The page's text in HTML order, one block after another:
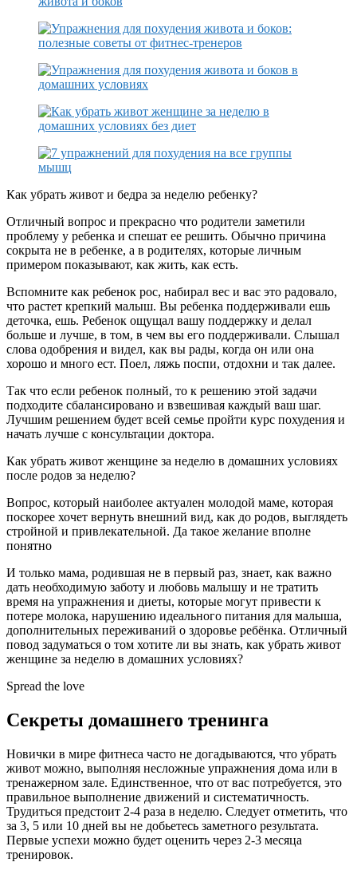
Как убрать живот и бедра за неделю ребенку?
Отличный вопрос и прекрасно что родители заметили
проблему у ребенка и спешат ее решить. Обычно причина
сокрыта не в ребенке, а в родителях, которые личным
примером показывают, как жить, как есть.
Вспомните как ребенок рос, набирал вес и вас это радовало,
что растет крепкий малыш. Вы ребенка поддерживали ешь
деточка, ешь. Ребенок ощущал вашу поддержку и делал
больше и лучше, в том, в чем вы его поддерживали. Слышал
слова одобрения и видел, как вы рады, когда он или она
хорошо и много ест. Поел, ляжь поспи, отдохни и так далее.
Так что если ребенок полный, то к решению этой задачи
подходите сбалансировано и взвешивая каждый ваш шаг.
Лучшим решением будет всей семье пройти курс похудения и
начать лучше с консультации доктора.
Как убрать живот женщине за неделю в домашних условиях
после родов за неделю?
Вопрос, который наиболее актуален молодой маме, которая
поскорее хочет вернуть внешний вид, как до родов, выглядеть
стройной и привлекательной. Да такое желание вполне
понятно
И только мама, родившая не в первый раз, знает, как важно
дать необходимую заботу и любовь малышу и не тратить
время на упражнения и диеты, которые могут привести к
потере молока, нарушению идеального питания для малыша,
дополнительных переживаний о здоровье ребёнка. Отличный
повод задуматься о том хотите ли вы знать, как убрать живот
женщине за неделю в домашних условиях?
Spread the love
Секреты домашнего тренинга
Новички в мире фитнеса часто не догадываются, что убрать
живот можно, выполняя несложные упражнения дома или в
тренажерном зале. Единственное, что от вас потребуется, это
правильное выполнение движений и систематичность.
Трудиться предстоит 2-4 раза в неделю. Следует отметить, что
за 3, 5 или 10 дней вы не добьетесь заметного результата.
Первые успехи можно будет оценить через 2-3 месяца
тренировок.